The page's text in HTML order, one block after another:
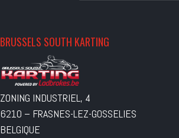
BRUSSELS SOUTH KARTING
ZONING INDUSTRIEL, 4
6210 – FRASNES-LEZ-GOSSELIES
BELGIQUE